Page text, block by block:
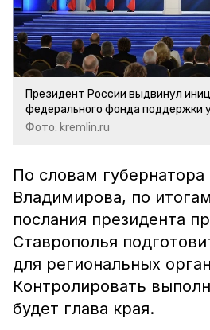
Президент России выдвинул
федерального фонда поддержки
Фото: kremlin.ru
По словам
Владимирова, по
послания президента
Ставрополья
для региональных
Контролировать
будет глава края.